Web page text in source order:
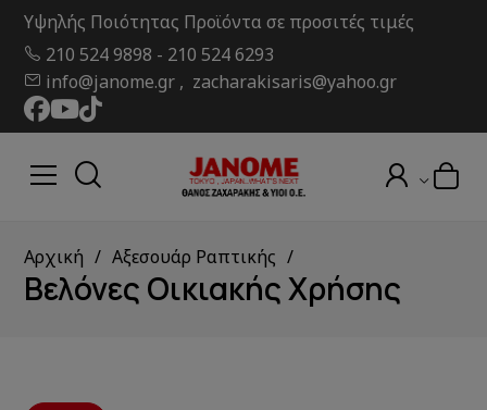
Υψηλής Ποιότητας Προϊόντα σε προσιτές τιμές
210 524 9898 - 210 524 6293
info@janome.gr , zacharakisaris@yahoo.gr
Αρχική Αξεσουάρ Ραπτικής
Βελόνες Οικιακής Χρήσης